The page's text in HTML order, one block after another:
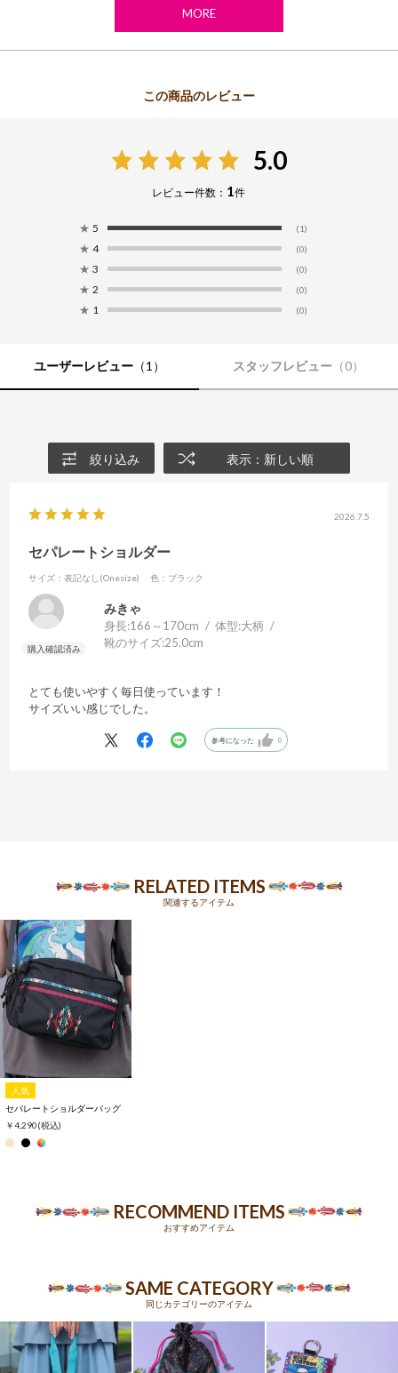
MORE
5.0
レビュー件数： 1件
★ 5 (1)
★ 4 (0)
★ 3 (0)
★ 2 (0)
★ 1 (0)
ユーザーレビュー （1） スタッフレビュー （0）
絞り込み 表示：新しい順
2026.7.5
セパレートショルダー
サイズ：表記なし(Onesize) 色：ブラック
みきゃ
身長:166～170cm 体型:大柄
靴のサイズ:25.0cm
とても使いやすく毎日使っています！
サイズいい感じでした。
参考になった 0
RELATED ITEMS
関連するアイテム
人気
セパレートショルダーバッグ
￥4,290(税込)
RECOMMEND ITEMS
おすすめアイテム
SAME CATEGORY
同じカテゴリーのアイテム